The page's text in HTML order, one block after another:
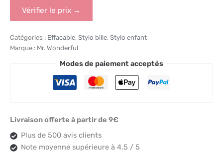
Vérifier le prix →
Catégories : Effacable, Stylo bille, Stylo enfant
Marque : Mr. Wonderful
Modes de paiement acceptés
Livraison offerte à partir de 9€
Plus de 500 avis clients
Note moyenne supérieure à 4,5 / 5